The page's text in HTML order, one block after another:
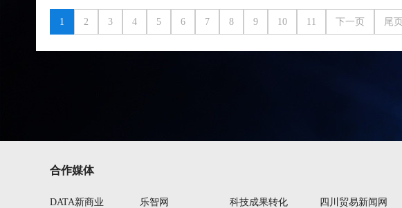
1 2 3 4 5 6 7 8 9 10 11 下一页 尾页
合作媒体
DATA新商业 乐智网 科技成果转化 四川贸易新闻网